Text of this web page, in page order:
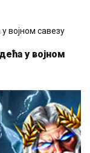
у војном